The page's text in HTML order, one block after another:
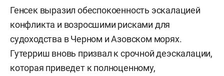
Генсек выразил обеспокоенность эскалацией
конфликта и возросшими рисками для
судоходства в Черном и Азовском морях.
Гутерриш вновь призвал к срочной деэскалации,
которая приведет к полноценному,